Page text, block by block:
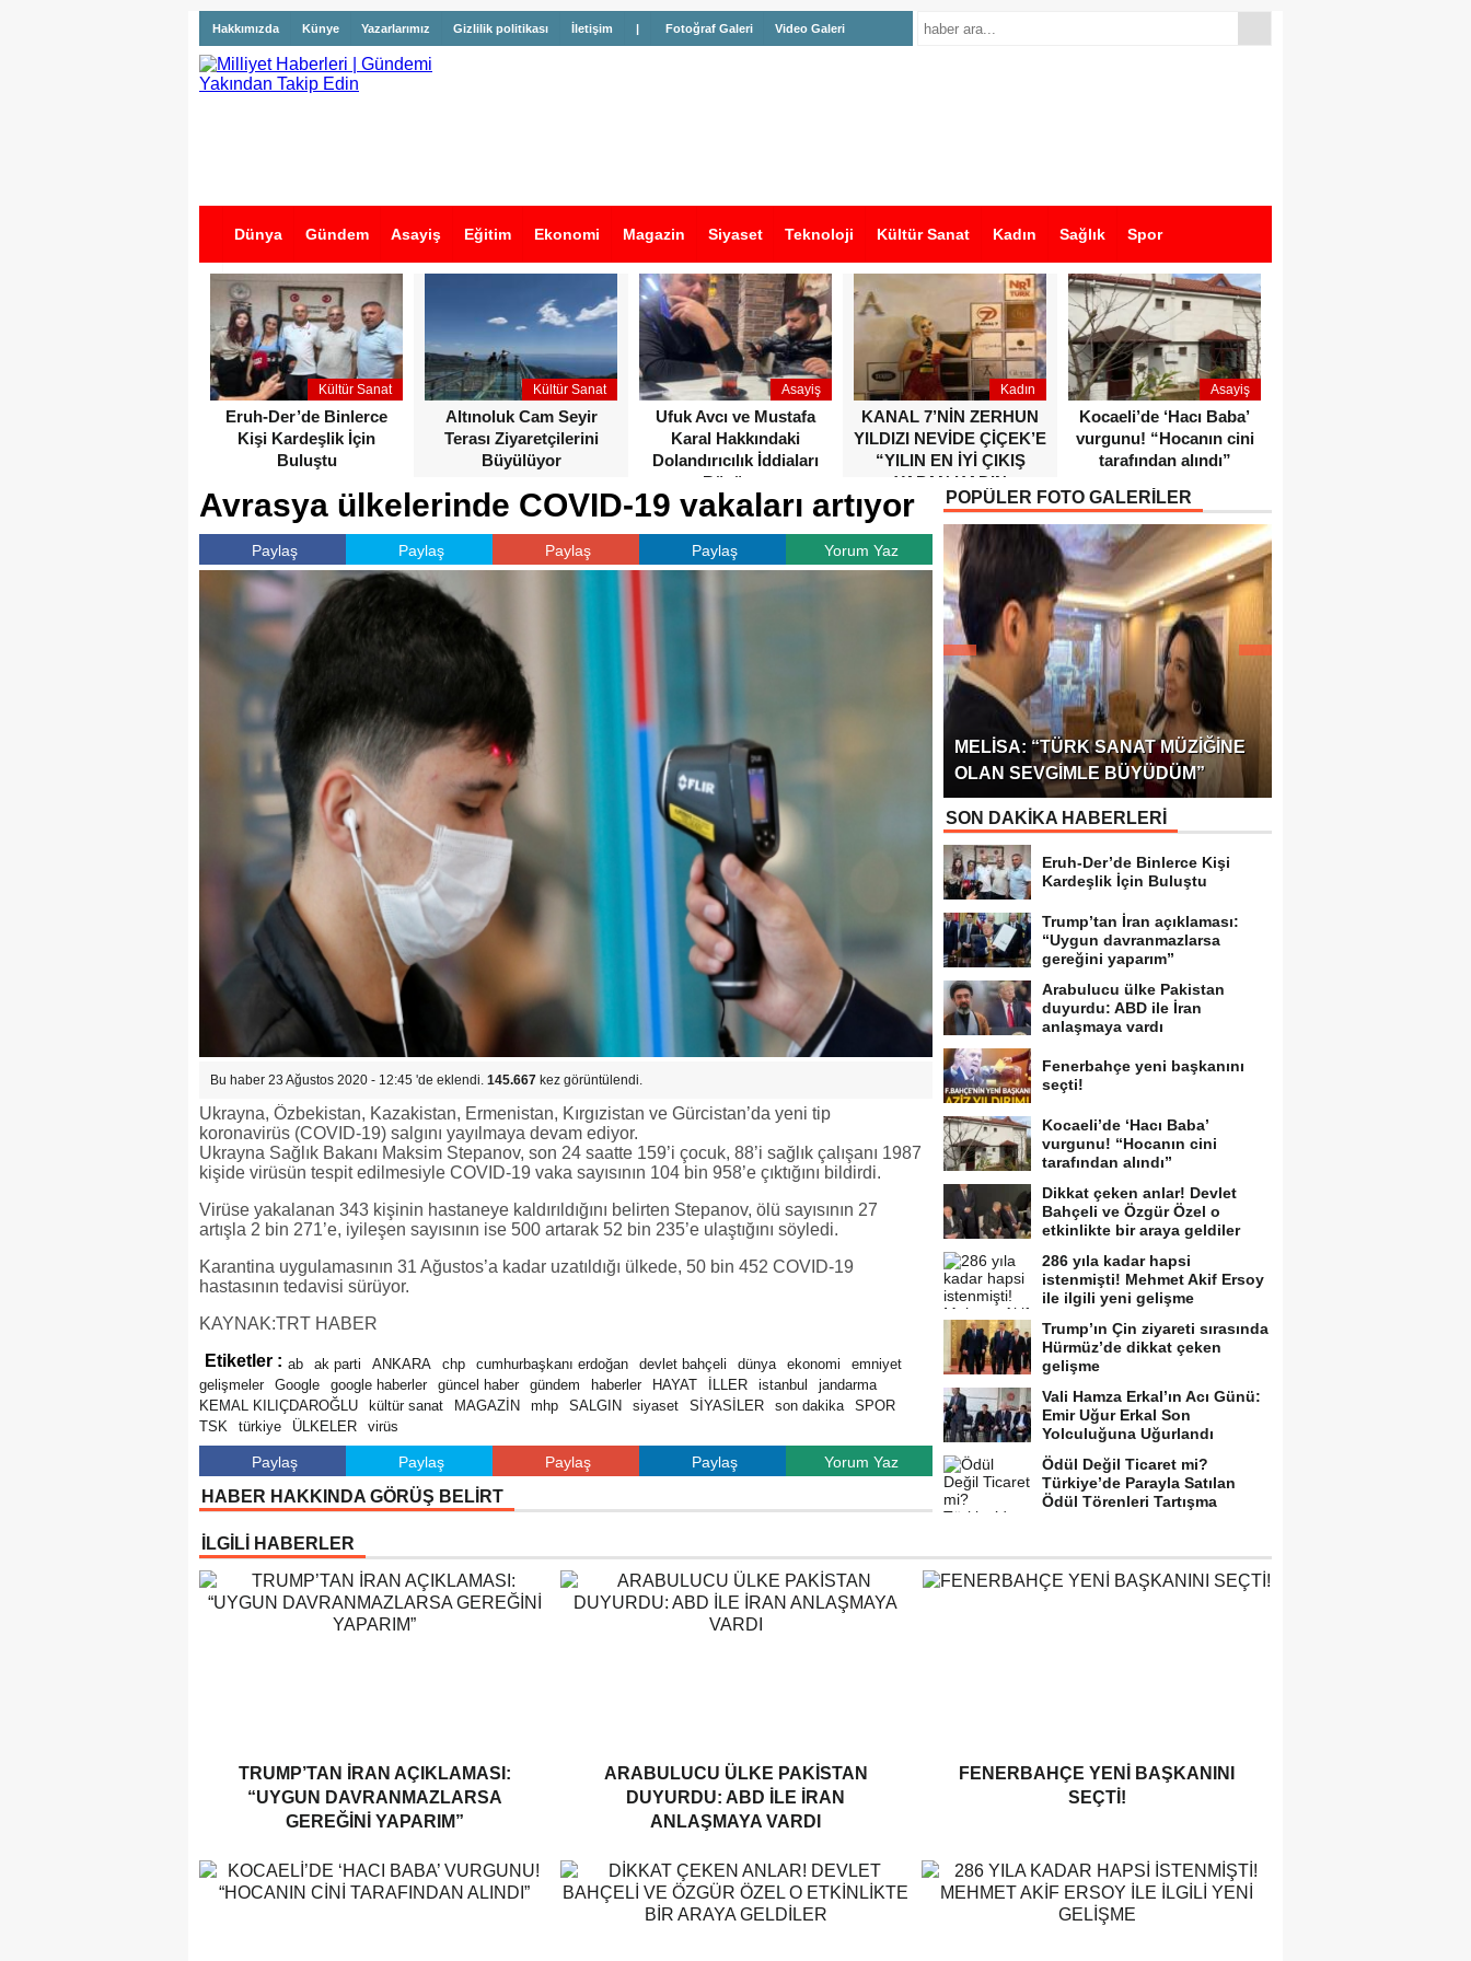
Hakkımızda Künye Yazarlarımız Gizlilik politikası İletişim | Fotoğraf Galeri Video Galeri
Dünya Gündem Asayiş Eğitim Ekonomi Magazin Siyaset Teknoloji Kültür Sanat Kadın Sağlık Spor
İş İlanları
Kültür Sanat
Eruh-Der’de Binlerce
Kişi Kardeşlik İçin
Buluştu
Kültür Sanat
Altınoluk Cam Seyir
Terası Ziyaretçilerini
Büyülüyor
Asayiş
Ufuk Avcı ve Mustafa
Karal Hakkındaki
Dolandırıcılık İddiaları
Büyüyor
Kadın
KANAL 7’NİN ZERHUN
YILDIZI NEVİDE ÇİÇEK’E
“YILIN EN İYİ ÇIKIŞ
YAPAN KADIN
OYUNCUSU” ÖDÜLÜ!
Asayiş
Kocaeli’de ‘Hacı Baba’
vurgunu! “Hocanın cini
tarafından alındı”
Avrasya ülkelerinde COVID-19 vakaları artıyor
Paylaş Paylaş Paylaş Paylaş Yorum Yaz
Bu haber 23 Ağustos 2020 - 12:45 'de eklendi. 145.667 kez görüntülendi.
Ukrayna, Özbekistan, Kazakistan, Ermenistan, Kırgızistan ve Gürcistan’da yeni tip
koronavirüs (COVID-19) salgını yayılmaya devam ediyor.
Ukrayna Sağlık Bakanı Maksim Stepanov, son 24 saatte 159’i çocuk, 88’i sağlık çalışanı 1987
kişide virüsün tespit edilmesiyle COVID-19 vaka sayısının 104 bin 958’e çıktığını bildirdi.
Virüse yakalanan 343 kişinin hastaneye kaldırıldığını belirten Stepanov, ölü sayısının 27
artışla 2 bin 271’e, iyileşen sayısının ise 500 artarak 52 bin 235’e ulaştığını söyledi.
Karantina uygulamasının 31 Ağustos’a kadar uzatıldığı ülkede, 50 bin 452 COVID-19
hastasının tedavisi sürüyor.
KAYNAK:TRT HABER
Etiketler : ab ak parti ANKARA chp cumhurbaşkanı erdoğan devlet bahçeli dünya ekonomi
emniyet
gelişmeler
Google google haberler güncel haber gündem haberler HAYAT İLLER istanbul
jandarma
KEMAL KILIÇDAROĞLU
kültür sanat MAGAZİN mhp SALGIN siyaset SİYASİLER son dakika
SPOR
TSK
türkiye ÜLKELER virüs
Paylaş Paylaş Paylaş Paylaş Yorum Yaz
HABER HAKKINDA GÖRÜŞ BELİRT
POPÜLER FOTO GALERİLER
MELISA: “TÜRK SANAT MÜZIĞINE
OLAN SEVGIMLE BÜYÜDÜM”
SON DAKİKA HABERLERİ
Eruh-Der’de Binlerce Kişi
Kardeşlik İçin Buluştu
Trump’tan İran açıklaması:
“Uygun davranmazlarsa
gereğini yaparım”
Arabulucu ülke Pakistan
duyurdu: ABD ile İran
anlaşmaya vardı
Fenerbahçe yeni başkanını
seçti!
Kocaeli’de ‘Hacı Baba’
vurgunu! “Hocanın cini
tarafından alındı”
Dikkat çeken anlar! Devlet
Bahçeli ve Özgür Özel o
etkinlikte bir araya geldiler
286 yıla kadar hapsi
istenmişti! Mehmet Akif Ersoy
ile ilgili yeni gelişme
Trump’ın Çin ziyareti sırasında
Hürmüz’de dikkat çeken
gelişme
Vali Hamza Erkal’ın Acı Günü:
Emir Uğur Erkal Son
Yolculuğuna Uğurlandı
Ödül Değil Ticaret mi?
Türkiye’de Parayla Satılan
Ödül Törenleri Tartışma
İLGİLİ HABERLER
TRUMP’TAN İRAN AÇIKLAMASI:
“UYGUN DAVRANMAZLARSA
GEREĞINI YAPARIM”
ARABULUCU ÜLKE PAKISTAN
DUYURDU: ABD ILE İRAN
ANLAŞMAYA VARDI
FENERBAHÇE YENI BAŞKANINI
SEÇTI!